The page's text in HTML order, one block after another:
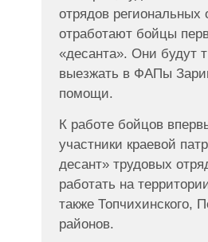
отрядов
отработают бойцы
«десанта». Они будут
выезжать в ФАПы
помощи.
К работе бойцов
участники краевой
десант» трудовых
работать на
также Топчихинского,
районов.